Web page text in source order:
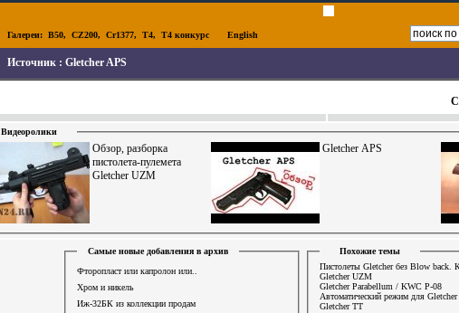
Галереи: B50, CZ200, Cr1377, T4, T4 конкурс English
Источник : Gletcher APS
Видеоролики
Обзор, разборка
пистолета-пулемета
Gletcher UZM
Gletcher APS
Самые новые добавления в архив
Фторопласт или капролон или..
Хром и никель
Иж-32БК из коллекции продам
Похожие темы
Пистолеты Gletcher без Blow back.
Gletcher UZM
Gletcher Parabellum / KWC P-08
Автоматический режим для
Gletcher TT